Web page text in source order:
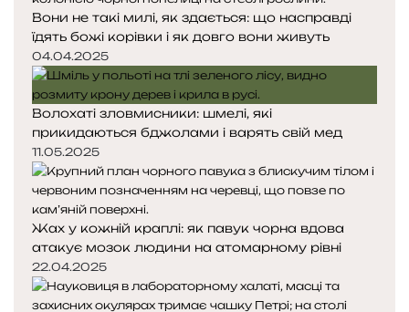
н
к
а
н
к
а
Вони не такі милі, як здається: що насправді
їдять божі корівки і як довго вони живуть
04.04.2025
Волохаті зловмисники: шмелі, які
прикидаються бджолами і варять свій мед
11.05.2025
Жах у кожній краплі: як павук чорна вдова
атакує мозок людини на атомарному рівні
22.04.2025